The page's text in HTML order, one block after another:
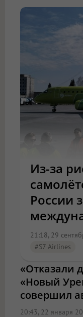
Из-за
России
21:18, 29
#S7 Airlines
«Отказали
«Новый
совершил
20:43, 22 января